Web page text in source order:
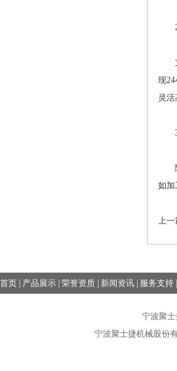
2.
支
现
灵活
3.
随
如加
上一
首页 产品展示 荣誉资质 新闻资讯 服务支持
宁波聚士
宁波聚士捷机械股份